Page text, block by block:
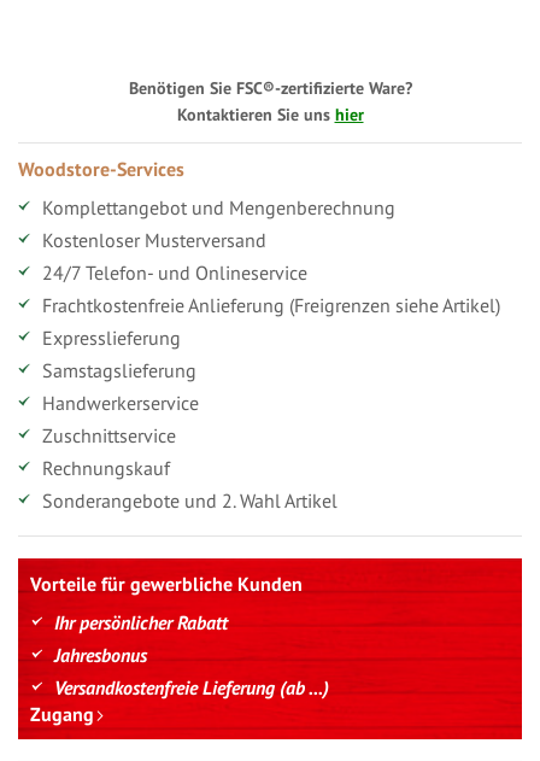
Benötigen Sie FSC®-zertifizierte Ware?
Kontaktieren Sie uns hier
Woodstore-Services
Komplettangebot und Mengenberechnung
Kostenloser Musterversand
24/7 Telefon- und Onlineservice
Frachtkostenfreie Anlieferung (Freigrenzen siehe Artikel)
Expresslieferung
Samstagslieferung
Handwerkerservice
Zuschnittservice
Rechnungskauf
Sonderangebote und 2. Wahl Artikel
Vorteile für gewerbliche Kunden
Ihr persönlicher Rabatt
Jahresbonus
Versandkostenfreie Lieferung (ab ...)
Zugang